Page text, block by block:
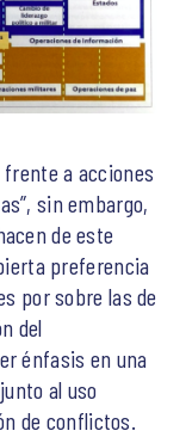
a acciones
sin embargo,
de este
preferencia
por sobre las de
del
énfasis en una
al uso
de conflictos.